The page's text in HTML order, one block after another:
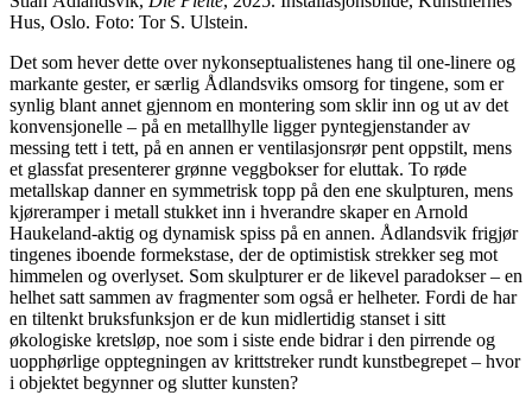
Hus, Oslo. Foto: Tor S. Ulstein.
Det som hever dette over nykonseptualistenes hang til one-linere og
markante gester, er særlig Ådlandsviks omsorg for tingene, som er
synlig blant annet gjennom en montering som sklir inn og ut av det
konvensjonelle – på en metallhylle ligger pyntegjenstander av
messing tett i tett, på en annen er ventilasjonsrør pent oppstilt, mens
et glassfat presenterer grønne veggbokser for eluttak. To røde
metallskap danner en symmetrisk topp på den ene skulpturen, mens
kjøreramper i metall stukket inn i hverandre skaper en Arnold
Haukeland-aktig og dynamisk spiss på en annen. Ådlandsvik frigjør
tingenes iboende formekstase, der de optimistisk strekker seg mot
himmelen og overlyset. Som skulpturer er de likevel paradokser – en
helhet satt sammen av fragmenter som også er helheter. Fordi de har
en tiltenkt bruksfunksjon er de kun midlertidig stanset i sitt
økologiske kretsløp, noe som i siste ende bidrar i den pirrende og
uopphørlige opptegningen av krittstreker rundt kunstbegrepet – hvor
i objektet begynner og slutter kunsten?